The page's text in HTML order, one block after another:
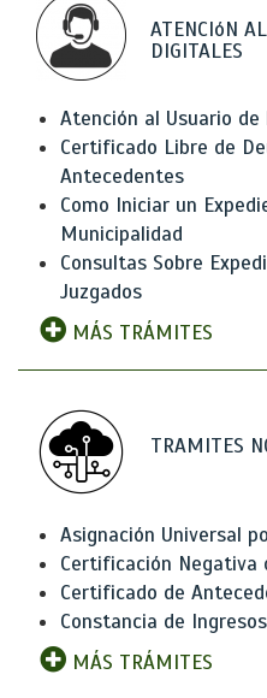
ATENCIóN
DIGITALES
Atención al Usuario
Certificado Libre de
Antecedentes
Como Iniciar un
Municipalidad
Consultas Sobre
Juzgados
MÁS TRÁMITES
TRAMITES
Asignación Universal
Certificación Negativa
Certificado de
Constancia de
MÁS TRÁMITES